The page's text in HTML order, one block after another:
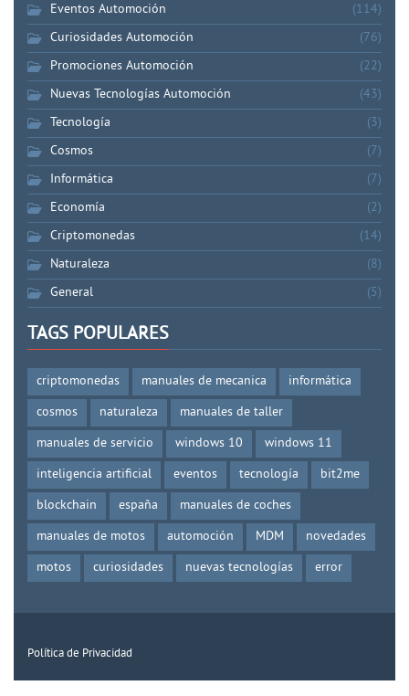
Eventos Automoción
(114)
Curiosidades Automoción
(76)
Promociones Automoción
(22)
Nuevas Tecnologías Automoción
(43)
Tecnología
(3)
Cosmos
(7)
Informática
(7)
Economía
(2)
Criptomonedas
(14)
Naturaleza
(8)
General
(5)
TAGS POPULARES
criptomonedas manuales de mecanica
informática
cosmos
naturaleza
manuales de taller
manuales de servicio
windows 10
windows 11
inteligencia artificial
eventos tecnología
bit2me
blockchain
españa
manuales de coches
manuales de motos
automoción MDM
novedades
motos
curiosidades nuevas tecnologías error
Política de Privacidad